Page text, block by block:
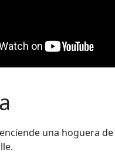
una hoguera